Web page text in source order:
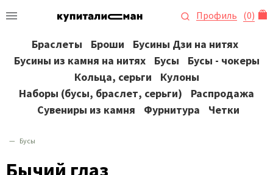
Профиль (0)
Браслеты Броши
Бусины Дзи на нитях
Бусины из камня на нитях
Бусы
Бусы - чокеры
Кольца, серьги
Кулоны
Наборы (бусы, браслет, серьги)
Распродажа
Сувениры из камня
Фурнитура Четки
Бусы
Бычий глаз